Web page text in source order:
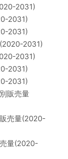
2031)
2031)
2031)
2031)
2031)
2031)
2031)
販売量
売量(2020-
量(2020-